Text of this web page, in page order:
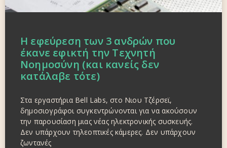
Η εφεύρεση των 3 ανδρών που
έκανε εφικτή την Τεχνητή
Νοημοσύνη (και κανείς δεν
κατάλαβε τότε)
Στα εργαστήρια Bell Labs, στο Νιου Τζέρσεϊ,
δημοσιογράφοι συγκεντρώνονται για να ακούσουν
την παρουσίαση μιας νέας ηλεκτρονικής συσκευής.
Δεν υπάρχουν τηλεοπτικές κάμερες. Δεν υπάρχουν
ζωντανές